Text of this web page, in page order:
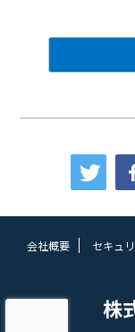
会社概要 セキュ
株